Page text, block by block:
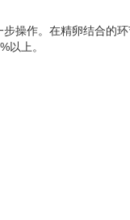
操作。在精卵结合的
以上。